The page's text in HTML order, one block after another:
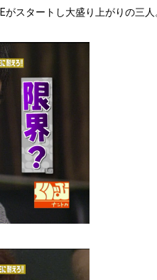
がスタートし大盛り上がりの三